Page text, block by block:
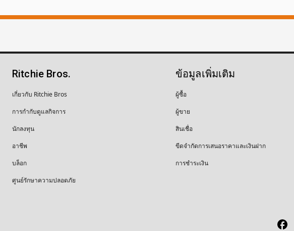
Ritchie Bros.
เกี่ยวกับ Ritchie Bros
การกำกับดูแลกิจการ
นักลงทุน
อาชีพ
บล็อก
ศูนย์รักษาความปลอดภัย
ข้อมูลเพิ่มเติม
ผู้ซื้อ
ผู้ขาย
สินเชื่อ
ขีดจำกัดการเสนอราคาและเงินฝาก
การชำระเงิน